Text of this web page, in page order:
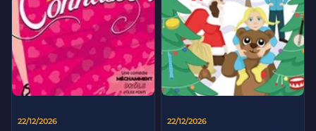
22/12/2026 22/12/2026